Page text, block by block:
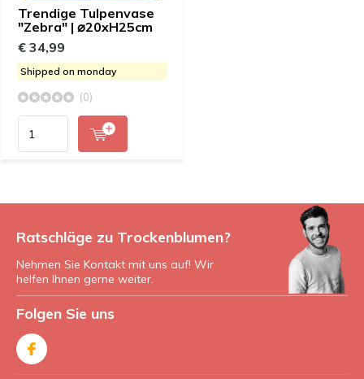
Trendige Tulpenvase
"Zebra" | ⌀20xH25cm
€ 34,99
Shipped on monday
(0)
Ratschläge zu Trockenblumen?
Nehmen Sie Kontakt mit uns auf! Wir
helfen Ihnen gerne weiter.
Folgen Sie uns